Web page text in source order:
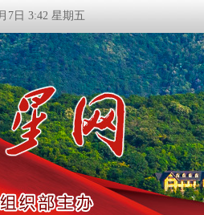
7日 3:42 星期五